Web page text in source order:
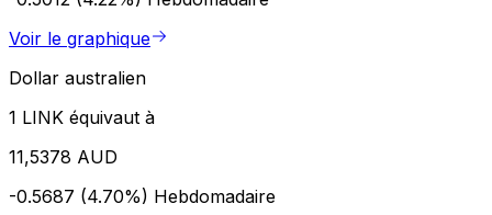
Voir le graphique
Dollar australien
1 LINK équivaut à
11,5378 AUD
-0.5687 (4.70%) Hebdomadaire